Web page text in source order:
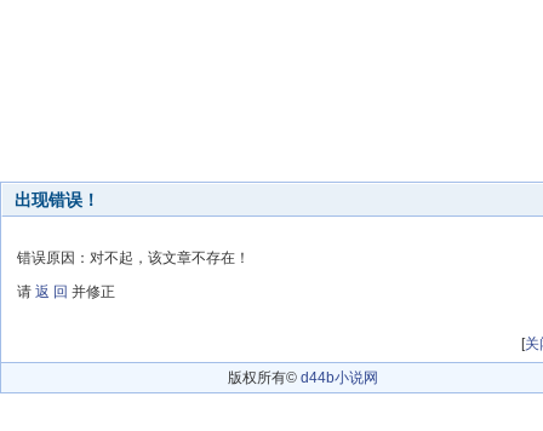
出现错误！
错误原因：对不起，该文章不存在！
请 返 回 并修正
[关
版权所有© d44b小说网